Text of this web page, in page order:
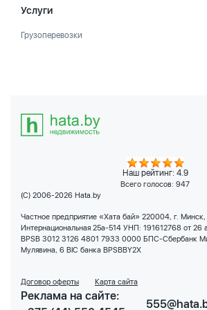
Услуги
Грузоперевозки
Наш рейтинг: 4.9
Всего голосов: 947
(C) 2006-2026 Hata.by
Частное предприятие «Хата бай» 220004, г. Минск,
Интернациональная 25а-514 УНП: 191612768 от 26
BPSB 3012 3126 4801 7933 0000 БПС-Сбербанк
Мулявина, 6 BIC банка BPSBBY2X
Договор оферты Карта сайта
Реклама на сайте: